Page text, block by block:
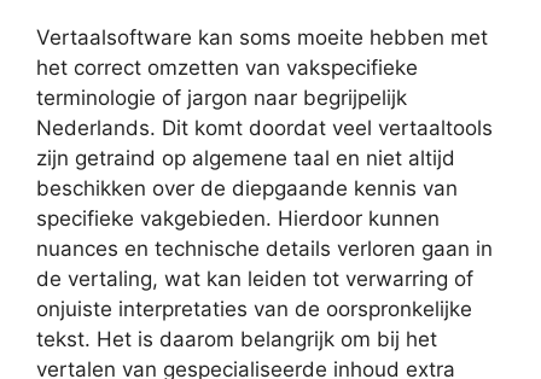
Vertaalsoftware kan soms moeite hebben met
het correct omzetten van vakspecifieke
terminologie of jargon naar begrijpelijk
Nederlands. Dit komt doordat veel vertaaltools
zijn getraind op algemene taal en niet altijd
beschikken over de diepgaande kennis van
specifieke vakgebieden. Hierdoor kunnen
nuances en technische details verloren gaan in
de vertaling, wat kan leiden tot verwarring of
onjuiste interpretaties van de oorspronkelijke
tekst. Het is daarom belangrijk om bij het
vertalen van gespecialiseerde inhoud extra